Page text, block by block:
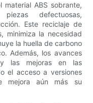
material ABS sobrante,
defectuosas,
Este reciclaje de
minimiza la necesidad
la huella de carbono
Además, los avances
las mejoras en las
el acceso a versiones
mejora aún más su